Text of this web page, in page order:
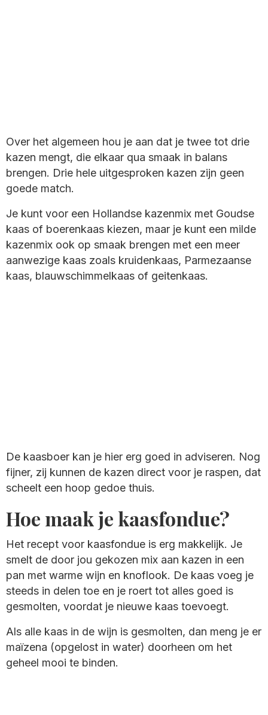
Over het algemeen hou je aan dat je twee tot drie
kazen mengt, die elkaar qua smaak in balans
brengen. Drie hele uitgesproken kazen zijn geen
goede match.
Je kunt voor een Hollandse kazenmix met Goudse
kaas of boerenkaas kiezen, maar je kunt een milde
kazenmix ook op smaak brengen met een meer
aanwezige kaas zoals kruidenkaas, Parmezaanse
kaas, blauwschimmelkaas of geitenkaas.
De kaasboer kan je hier erg goed in adviseren. Nog
fijner, zij kunnen de kazen direct voor je raspen, dat
scheelt een hoop gedoe thuis.
Hoe maak je kaasfondue?
Het recept voor kaasfondue is erg makkelijk. Je
smelt de door jou gekozen mix aan kazen in een
pan met warme wijn en knoflook. De kaas voeg je
steeds in delen toe en je roert tot alles goed is
gesmolten, voordat je nieuwe kaas toevoegt.
Als alle kaas in de wijn is gesmolten, dan meng je er
maïzena (opgelost in water) doorheen om het
geheel mooi te binden.